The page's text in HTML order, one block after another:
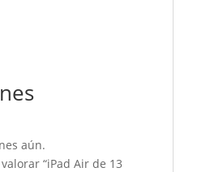
aún.
“iPad Air de 13